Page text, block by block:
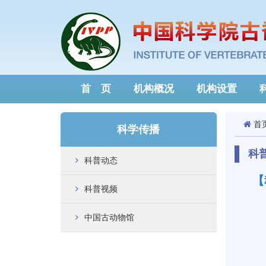
首 页 机构概况 机构设置
科学传播
科普动态
科普视频
中国古动物馆
首
科